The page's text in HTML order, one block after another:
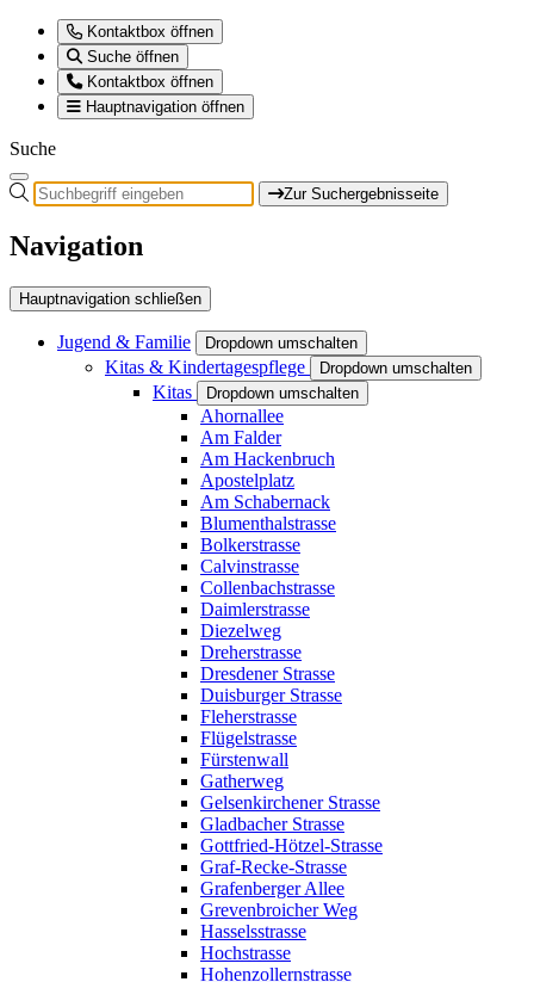
Kontaktbox öffnen
Suche öffnen
Kontaktbox öffnen
Hauptnavigation öffnen
Suche
Zur Suchergebnisseite
Navigation
Hauptnavigation schließen
Jugend & Familie Dropdown umschalten
Kitas & Kindertagespflege Dropdown umschalten
Kitas Dropdown umschalten
Ahornallee
Am Falder
Am Hackenbruch
Apostelplatz
Am Schabernack
Blumenthalstrasse
Bolkerstrasse
Calvinstrasse
Collenbachstrasse
Daimlerstrasse
Diezelweg
Dreherstrasse
Dresdener Strasse
Duisburger Strasse
Fleherstrasse
Flügelstrasse
Fürstenwall
Gatherweg
Gelsenkirchener Strasse
Gladbacher Strasse
Gottfried-Hötzel-Strasse
Graf-Recke-Strasse
Grafenberger Allee
Grevenbroicher Weg
Hasselsstrasse
Hochstrasse
Hohenzollernstrasse